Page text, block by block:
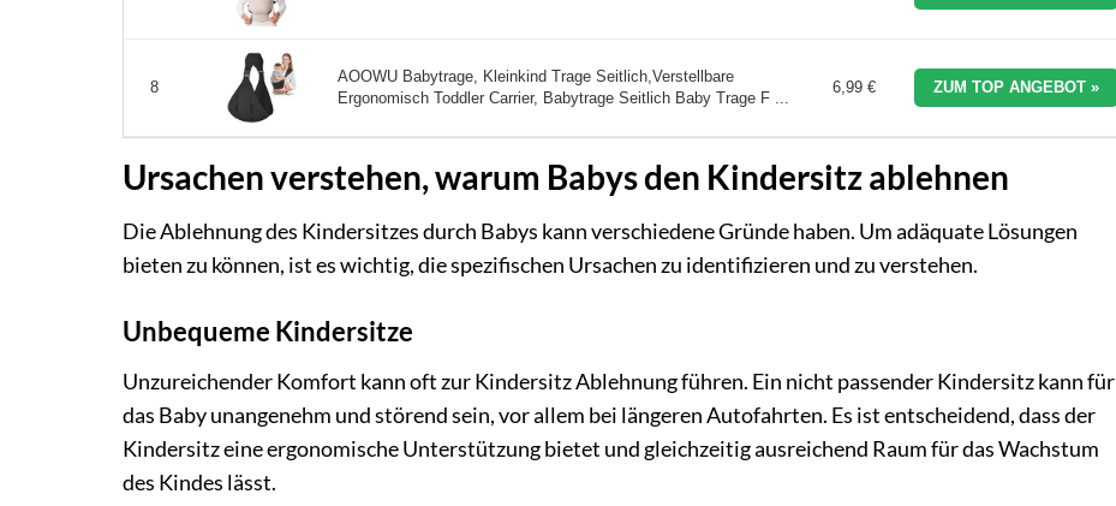
8
AOOWU Babytrage, Kleinkind Trage Seitlich,Verstellbare
Ergonomisch Toddler Carrier, Babytrage Seitlich Baby Trage F ...
6,99 € ZUM TOP ANGEBOT »
Ursachen verstehen, warum Babys den Kindersitz ablehnen
Die Ablehnung des Kindersitzes durch Babys kann verschiedene Gründe haben. Um adäquate Lösungen
bieten zu können, ist es wichtig, die spezifischen Ursachen zu identifizieren und zu verstehen.
Unbequeme Kindersitze
Unzureichender Komfort kann oft zur Kindersitz Ablehnung führen. Ein nicht passender Kindersitz kann für
das Baby unangenehm und störend sein, vor allem bei längeren Autofahrten. Es ist entscheidend, dass der
Kindersitz eine ergonomische Unterstützung bietet und gleichzeitig ausreichend Raum für das Wachstum
des Kindes lässt.